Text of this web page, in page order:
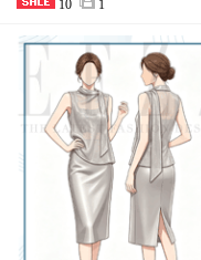
计
10 1